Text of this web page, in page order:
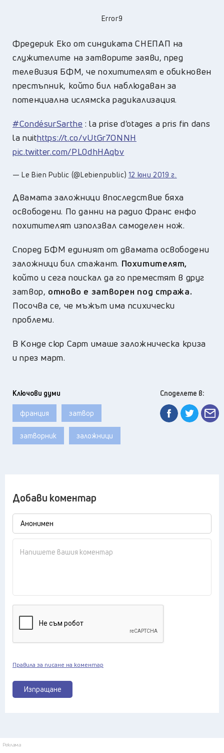
Error9
Фредерик Еко от синдиката СНЕПАП на
служителите на затворите заяви, пред
телевизия БФМ, че похитителят е обикновен
престъпник, който бил наблюдаван за
потенциална ислямска радикализация.
#CondésurSarthe : la prise d'otages a pris fin dans
la nuithttps://t.co/vUtGr7ONNH
pic.twitter.com/PL0dhHAqbv
— Le Bien Public (@Lebienpublic) 12 юни 2019 г.
Двамата заложници впоследствие бяха
освободени. По данни на радио Франс енфо
похитителят използвал самоделен нож.
Според БФМ единият от двамата освободени
заложници бил стажант. Похитителят,
който и сега поискал да го преместят в друг
затвор, отново е затворен под стража.
Посочва се, че мъжът има психически
проблеми.
В Конде сюр Сарт имаше заложническа криза
и през март.
Ключови думи
франция затвор
затворник заложници
Споделете в:
Добави коментар
Изпращане
Правила за писане на коментар
Реклама